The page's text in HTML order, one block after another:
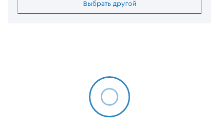
Выбрать другой